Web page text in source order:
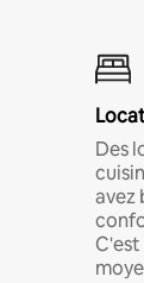
Des
avez